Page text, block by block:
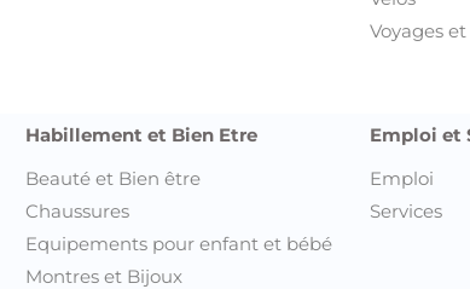
Voyages
Habillement et Bien Etre
Beauté et Bien être
Chaussures
Equipements pour enfant et bébé
Montres et Bijoux
Emploi et
Emploi
Services